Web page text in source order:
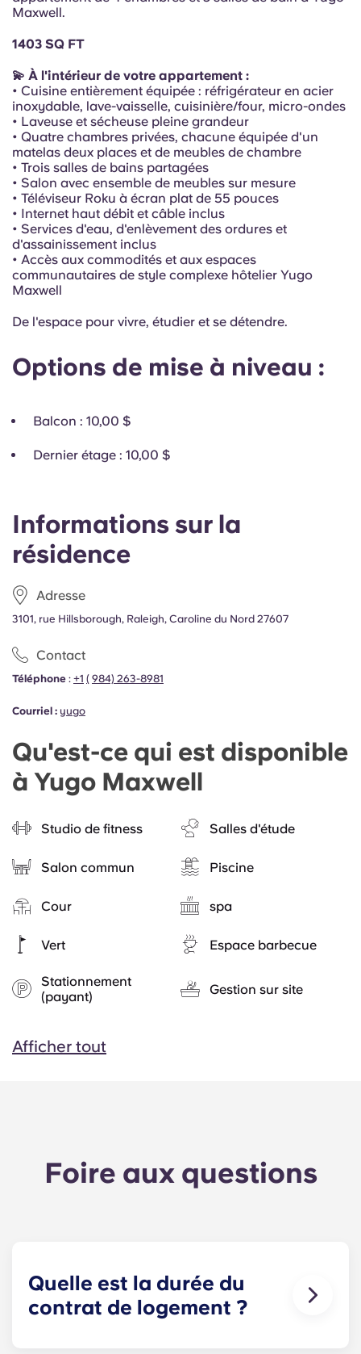
Informations sur la
résidence
Adresse
3101, rue Hillsborough, Raleigh, Caroline du Nord 27607
Contact
Téléphone : +1 ( 984) 263-8981
Courriel : yugo
Qu'est-ce qui est disponible
à Yugo Maxwell
Studio de fitness Salles d'étude
Salon commun Piscine
Cour spa
Vert Espace barbecue
Stationnement
(payant)
Gestion sur site
Afficher tout
Maxwell.
1403 SQ FT
💫 À l'intérieur de votre appartement :
• Cuisine entièrement équipée : réfrigérateur en acier
inoxydable, lave-vaisselle, cuisinière/four, micro-ondes
• Laveuse et sécheuse pleine grandeur
• Quatre chambres privées, chacune équipée d'un
matelas deux places et de meubles de chambre
• Trois salles de bains partagées
• Salon avec ensemble de meubles sur mesure
• Téléviseur Roku à écran plat de 55 pouces
• Internet haut débit et câble inclus
• Services d'eau, d'enlèvement des ordures et
d'assainissement inclus
• Accès aux commodités et aux espaces
communautaires de style complexe hôtelier Yugo
Maxwell
De l'espace pour vivre, étudier et se détendre.
Options de mise à niveau :
Balcon : 10,00 $
Dernier étage : 10,00 $
Foire aux questions
Quelle est la durée du
contrat de logement ?